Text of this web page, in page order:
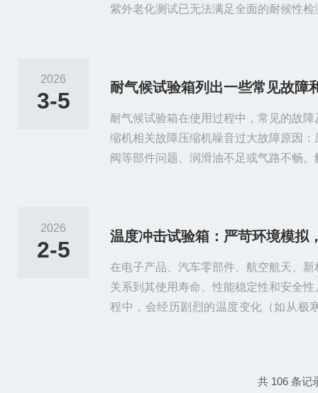
紫外老化测试已无法满足全面的耐候性
材、电子、涂料等领域，为产品研发、
2026
3-5
耐气候试验箱列出一些常见故障
耐气候试验箱在使用过程中，常见的故
缩机相关故障压缩机噪音过大故障原因
阀等部件问题、润滑油不足或气路不畅
损坏或磨损的部件（如套管、螺栓或振
2026
2-5
温度冲击试验箱：严苛环境模拟
在电子产品、汽车零部件、航空航天、
关系到其使用寿命、性能稳定性和安全
程中，会经历剧烈的温度变化（如从极
竞争力的关键工具。一、温度冲击试验
共 106 条记